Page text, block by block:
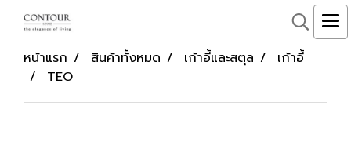
หน้าแรก สินค้าทั้งหมด เก้าอี้และสตุล
เก้าอี้
TEO